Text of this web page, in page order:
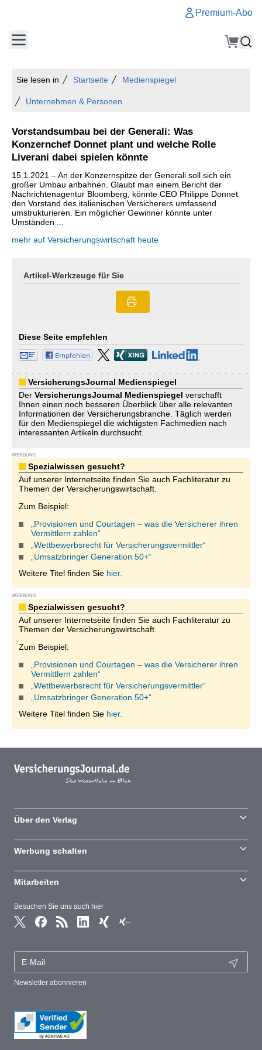
Premium-Abo
Sie lesen in Startseite Medienspiegel
Unternehmen & Personen
Vorstandsumbau bei der Generali: Was
Konzernchef Donnet plant und welche Rolle
Liverani dabei spielen könnte
15.1.2021 – An der Konzernspitze der Generali soll sich ein
großer Umbau anbahnen. Glaubt man einem Bericht der
Nachrichtenagentur Bloomberg, könnte CEO Philippe Donnet
den Vorstand des italienischen Versicherers umfassend
umstrukturieren. Ein möglicher Gewinner könnte unter
Umständen ...
mehr auf Versicherungswirtschaft heute
Artikel-Werkzeuge für Sie
Diese Seite empfehlen
VersicherungsJournal Medienspiegel
Der VersicherungsJournal Medienspiegel verschafft
Ihnen einen noch besseren Überblick über alle relevanten
Informationen der Versicherungsbranche. Täglich werden
für den Medienspiegel die wichtigsten Fachmedien nach
interessanten Artikeln durchsucht.
WERBUNG
Spezialwissen gesucht?
Auf unserer Internetseite finden Sie auch Fachliteratur zu
Themen der Versicherungswirtschaft.
Zum Beispiel:
„Provisionen und Courtagen – was die Versicherer ihren
Vermittlern zahlen“
„Wettbewerbsrecht für Versicherungsvermittler“
„Umsatzbringer Generation 50+“
Weitere Titel finden Sie hier.
WERBUNG
Spezialwissen gesucht?
Auf unserer Internetseite finden Sie auch Fachliteratur zu
Themen der Versicherungswirtschaft.
Zum Beispiel:
„Provisionen und Courtagen – was die Versicherer ihren
Vermittlern zahlen“
„Wettbewerbsrecht für Versicherungsvermittler“
„Umsatzbringer Generation 50+“
Weitere Titel finden Sie hier.
Besuchen Sie uns auch hier
Newsletter abonnieren
Über den Verlag
Werbung schalten
Mitarbeiten